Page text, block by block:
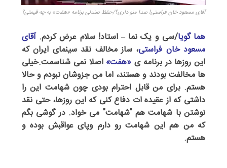
آقای مسعود خان فراستی! صدا منو داری؟/حفظ صندلی برنامه «هفت» به چه قیمتی؟
هما گویا/سی و یک نما – استاد! سلام عرض کردم.آقای
مسعود خان فراستی، ساز مخالف نقد سینمای ایران که
این روزها در برنامه ی «هفت» اصلا نمی شناسمت.خیلی
ها مخالفت بودند و هستند، اما من جزوشان نبودم و حالا
هستم. برای من قابل احترام بودی چون شهامت این را
داشتی که از عقیده ات دفاع کنی که این روزها، حتی نقد
نوشتن با شهامت هم "شهامت" می خواد. در گوشی بگم
که من هم این شهامت رو دارم وپای عواقبش بوده و
هستم.